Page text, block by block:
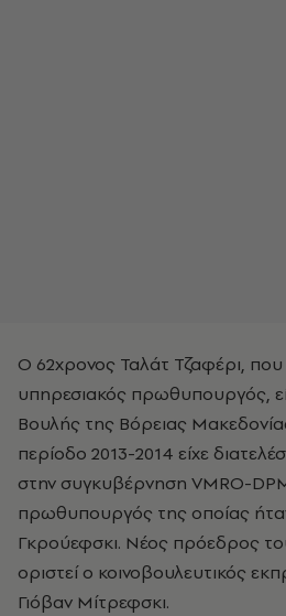
Ο 62χρονος Ταλάτ Τζαφέρι,
υπηρεσιακός πρωθυπουργός,
Βουλής της Βόρειας
περίοδο 2013-2014 είχε
στην συγκυβέρνηση VMRO-
πρωθυπουργός της οποίας
Γκρούεφσκι. Νέος πρόεδρος
οριστεί ο κοινοβουλευτικός
Γιόβαν Μίτρεφσκι.